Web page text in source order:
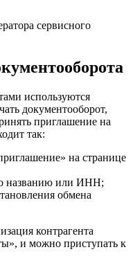
сервисного
используются
документооборот,
приглашение на
так:
на странице
названию или ИНН;
обмена
контрагента
и можно приступать к